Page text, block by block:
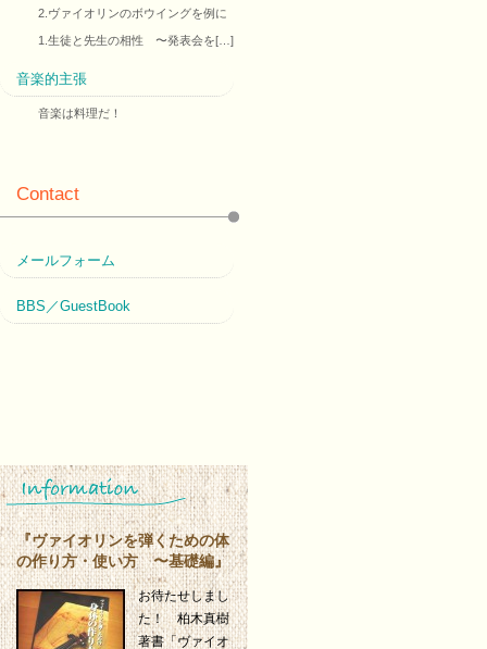
2.ヴァイオリンのボウイングを例に
1.生徒と先生の相性 〜発表会を[…]
音楽的主張
音楽は料理だ！
Contact
メールフォーム
BBS／GuestBook
『ヴァイオリンを弾くための体
の作り方・使い方 〜基礎編』
お待たせしまし
た！ 柏木真樹
著書「ヴァイオ